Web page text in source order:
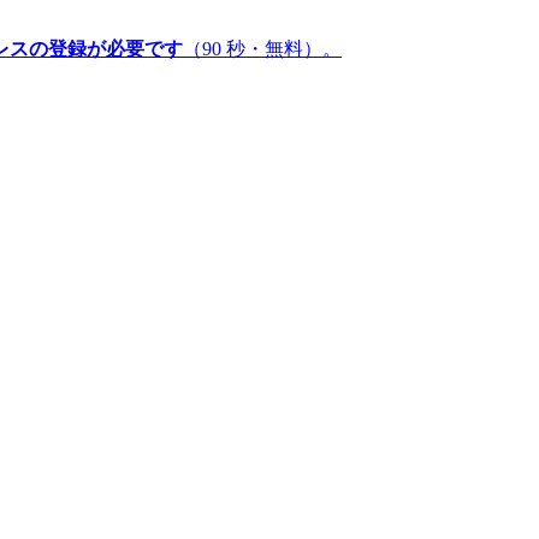
スの登録が必要です （90 秒・無料）。